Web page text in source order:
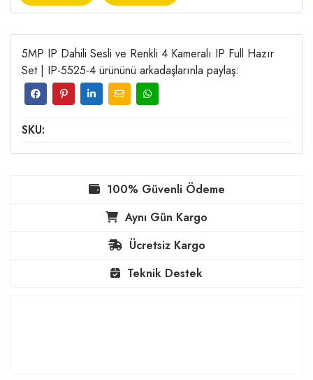
5MP IP Dahili Sesli ve Renkli 4 Kameralı IP Full Hazır
Set | IP-5525-4 ürününü arkadaşlarınla paylaş:
SKU:
100% Güvenli Ödeme
Aynı Gün Kargo
Ücretsiz Kargo
Teknik Destek